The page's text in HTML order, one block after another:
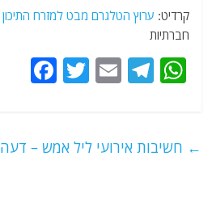
קרדיט: ערוץ הטלגרם מבט למזרח התיכון
חברתיות
W
s
T
g
E
l
T
er
e ← חשיבות אירועי ליל אמש – דעה